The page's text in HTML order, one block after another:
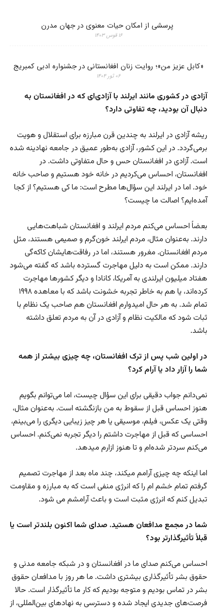
پرسشی از امکان حیات معنوی در جهان مدرن
۱۶ قوس ۱۴۰۳
«کابل عزیز من»؛ روایت زنان افغانستانی در جشنواره ادبی کمبریج
۰۶ ثور ۱۴۰۴
آزادی در کشوری مانند ایرلند با آزادی‌ای که در افغانستان به
دنبال آن بودید، چه تفاوتی دارد؟
ریشه آزادی در ایرلند به چندین قرن مبارزه برای استقلال و هویت
برمی‌گردد. در این کشور، آزادی به‌طور عمیق در جامعه نهادینه شده
است. آزادی در افغانستان حس و حال متفاوتی داشت. در
افغانستان، احساس می‌کردیم در خانه خود هستیم و صاحب خانه
خود. اما در ایرلند این سؤال‌ها مطرح است: ما کی هستیم؟ از کجا
آمده‌ایم؟ اصالت ما چیست؟
بعضاً احساس می‌کنم مردم ایرلند و افغانستان شباهت‌هایی
دارند. به‌عنوان مثال، مردم ایرلند خون‌گرم و صمیمی هستند، مثل
مردم افغانستان. مغرور هستند، اما در رفاقت‌هایشان کاکه‌گی
دارند. ممکن است به دلیل مهاجرت گسترده باشد که گفته می‌شود
هفتاد میلیون ایرلندی به آمریکا، کانادا و دیگر کشورها مهاجرت
کرده‌اند، یا هم به خاطر تجربه خشونت باشد که با معاهده ۱۹۹۸
تمام شد. به هر حال امیدوارم افغانستان هم صاحب یک نظام با
ثبات شود که مالکیت نظام و آزادی در آن به مردم تعلق داشته
باشد.
در اولین شب پس از ترک افغانستان، چه چیزی بیشتر از همه
شما را آزار داد یا آرام کرد؟
نمی‌دانم جواب دقیقی برای این سؤال چیست، اما می‌توانم بگویم
هنوز احساس قبل از سقوط به من بازنگشته است. به‌عنوان مثال،
وقتی یک عکس، فیلم، موسیقی یا هر چیز زیبایی دیگری را می‌بینم،
احساسی که قبل از مهاجرت داشتم را دیگر تجربه نمی‌کنم. احساس
می‌کنم سردتر شده‌ام و تا هنوز ازارم می­دهد.
اما اینکه چه چیزی آرامم میکند، چند ماه بعد از مهاجرت تصمیم
گرفتم تمام خشم ام را که انرژی منفی است که به مبارزه و مقاومت
تبدیل کنم که انرژی مثبت است و باعث آرامشم می شود.
شما در مجمع مدافعان هستید. صدای شما اکنون بلندتر است یا
قبلاً تأثیرگذارتر بود؟
احساس می‌کنم صدای ما در افغانستان و در شبکه جامعه مدنی و
حقوق بشر تأثیرگذاری بیشتری داشت. ما هر روز با مدافعان حقوق
بشر در تماس بودیم و متوجه بودیم که کار ما تأثیرگذار است. حالا
فرصت‌های جدیدی ایجاد شده و دسترسی به نهادهای بین‌المللی، از